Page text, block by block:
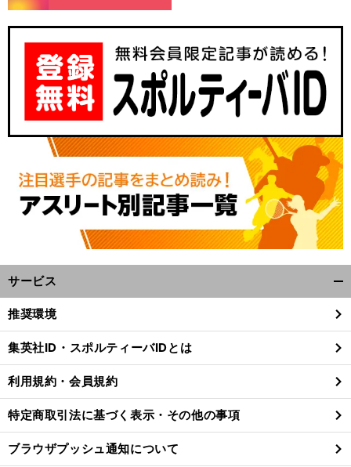
筋
」
サービス
閉
る
推奨環境
集英社ID・スポルティーバIDとは
利用規約・会員規約
特定商取引法に基づく表示・その他の事項
ブラウザプッシュ通知について